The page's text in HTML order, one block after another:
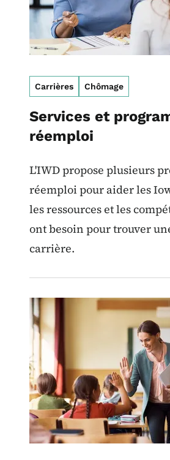
Carrières Chômage
Services et
réemploi
L'IWD propose plusieurs
réemploi pour aider les
les ressources et les
ont besoin pour trouver
carrière.
Image